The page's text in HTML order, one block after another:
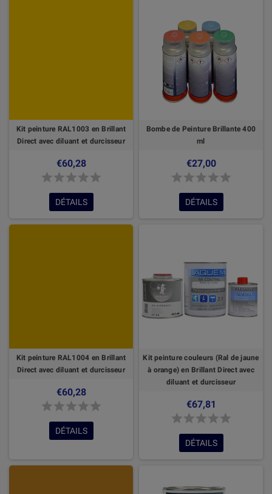
Kit peinture RAL1003 en Brillant
Direct avec diluant et durcisseur
€60,28
DÉTAILS
Bombe de Peinture Brillante 400
ml
€27,00
DÉTAILS
Kit peinture RAL1004 en Brillant
Direct avec diluant et durcisseur
€60,28
DÉTAILS
Kit peinture couleurs (Ral de jaune
à orange) en Brillant Direct avec
diluant et durcisseur
€67,81
DÉTAILS